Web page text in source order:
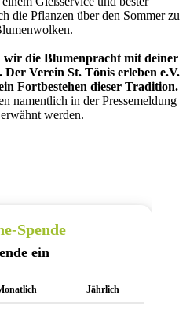
die Pflanzen über den Sommer zu
die Blumenpracht mit deiner
Verein St. Tönis erleben e.V.
Fortbestehen dieser Tradition.
namentlich in der Pressemeldung
werden.